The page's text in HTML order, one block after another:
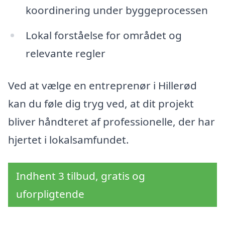
koordinering under byggeprocessen
Lokal forståelse for området og
relevante regler
Ved at vælge en entreprenør i Hillerød
kan du føle dig tryg ved, at dit projekt
bliver håndteret af professionelle, der har
hjertet i lokalsamfundet.
Indhent 3 tilbud, gratis og
uforpligtende